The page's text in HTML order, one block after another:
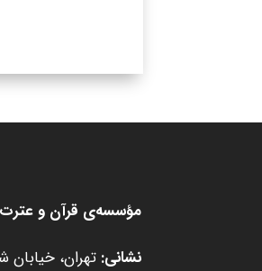
مؤسسه‌ی قرآن و
نشانی: تهران، خیابان